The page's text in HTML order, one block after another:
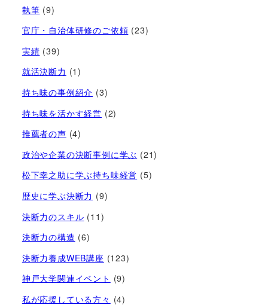
執筆 (9)
官庁・自治体研修のご依頼 (23)
実績 (39)
就活決断力 (1)
持ち味の事例紹介 (3)
持ち味を活かす経営​ (2)
推薦者の声 (4)
政治や企業の決断事例に学ぶ (21)
松下幸之助に学ぶ持ち味経営 (5)
歴史に学ぶ決断力 (9)
決断力のスキル (11)
決断力の構造 (6)
決断力養成WEB講座 (123)
神戸大学関連イベント (9)
私が応援している方々 (4)